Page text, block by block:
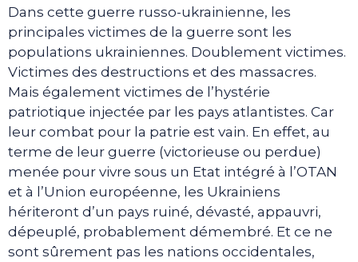
Dans cette guerre russo-ukrainienne, les
principales victimes de la guerre sont les
populations ukrainiennes. Doublement victimes.
Victimes des destructions et des massacres.
Mais également victimes de l’hystérie
patriotique injectée par les pays atlantistes. Car
leur combat pour la patrie est vain. En effet, au
terme de leur guerre (victorieuse ou perdue)
menée pour vivre sous un Etat intégré à l’OTAN
et à l’Union européenne, les Ukrainiens
hériteront d’un pays ruiné, dévasté, appauvri,
dépeuplé, probablement démembré. Et ce ne
sont sûrement pas les nations occidentales,